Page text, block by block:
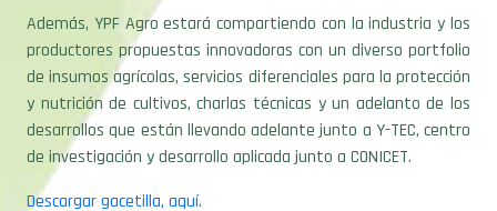
Además, YPF Agro estará compartiendo con la industria y los
productores propuestas innovadoras con un diverso portfolio
de insumos agrícolas, servicios diferenciales para la protección
y nutrición de cultivos, charlas técnicas y un adelanto de los
desarrollos que están llevando adelante junto a Y-TEC, centro
de investigación y desarrollo aplicada junto a CONICET.
Descargar gacetilla, aquí.